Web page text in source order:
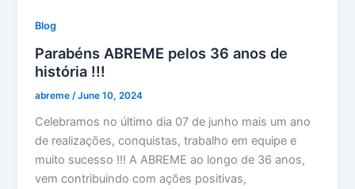
Blog
Parabéns ABREME pelos 36 anos de
história !!!
abreme/June 10, 2024
Celebramos no último dia 07 de junho mais um ano
de realizações, conquistas, trabalho em equipe e
muito sucesso !!! A ABREME ao longo de 36 anos,
vem contribuindo com ações positivas,